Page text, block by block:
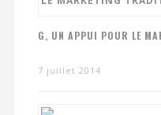
G, UN APPUI POUR LE
7 juillet 2014